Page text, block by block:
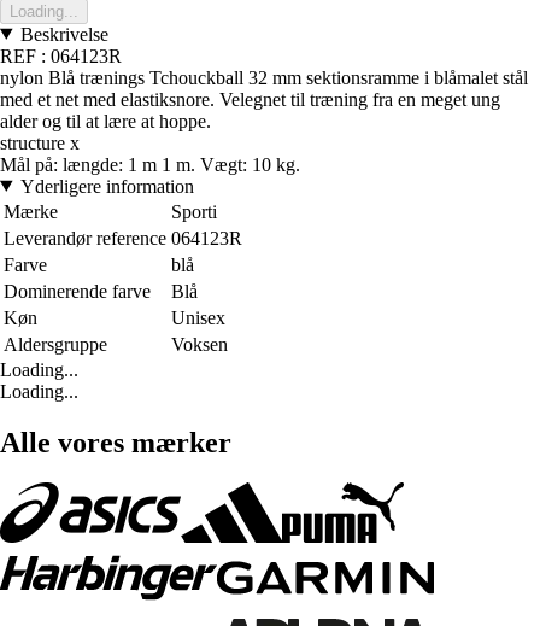
Loading...
Beskrivelse
REF : 064123R
nylon Blå trænings Tchouckball 32 mm sektionsramme i blåmalet stål
med et net med elastiksnore. Velegnet til træning fra en meget ung
alder og til at lære at hoppe.
structure x
Mål på: længde: 1 m 1 m. Vægt: 10 kg.
Yderligere information
Mærke
Sporti
Leverandør reference 064123R
Farve
blå
Dominerende farve
Blå
Køn
Unisex
Aldersgruppe
Voksen
Loading...
Loading...
Alle vores mærker